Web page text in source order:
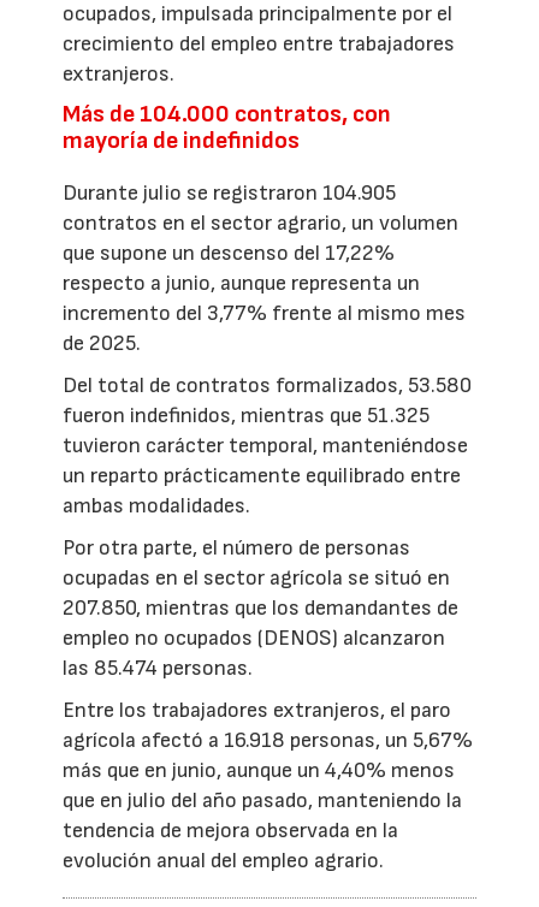
ocupados, impulsada principalmente por el
crecimiento del empleo entre trabajadores
extranjeros.
Más de 104.000 contratos, con
mayoría de indefinidos
Durante julio se registraron 104.905
contratos en el sector agrario, un volumen
que supone un descenso del 17,22%
respecto a junio, aunque representa un
incremento del 3,77% frente al mismo mes
de 2025.
Del total de contratos formalizados, 53.580
fueron indefinidos, mientras que 51.325
tuvieron carácter temporal, manteniéndose
un reparto prácticamente equilibrado entre
ambas modalidades.
Por otra parte, el número de personas
ocupadas en el sector agrícola se situó en
207.850, mientras que los demandantes de
empleo no ocupados (DENOS) alcanzaron
las 85.474 personas.
Entre los trabajadores extranjeros, el paro
agrícola afectó a 16.918 personas, un 5,67%
más que en junio, aunque un 4,40% menos
que en julio del año pasado, manteniendo la
tendencia de mejora observada en la
evolución anual del empleo agrario.